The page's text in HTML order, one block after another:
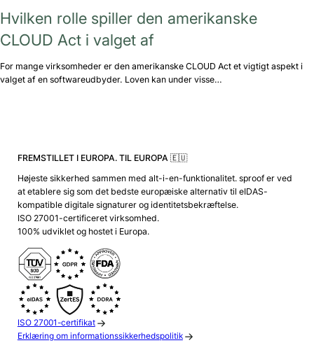
Hvilken rolle spiller den amerikanske
CLOUD Act i valget af
For mange virksomheder er den amerikanske CLOUD Act et vigtigt aspekt i
valget af en softwareudbyder. Loven kan under visse…
FREMSTILLET I EUROPA. TIL EUROPA 🇪🇺
Højeste sikkerhed sammen med alt-i-en-funktionalitet. sproof er ved
at etablere sig som det bedste europæiske alternativ til eIDAS-
kompatible digitale signaturer og identitetsbekræftelse.
ISO 27001-certificeret virksomhed.
100% udviklet og hostet i Europa.
ISO 27001-certifikat
Erklæring om informationssikkerhedspolitik